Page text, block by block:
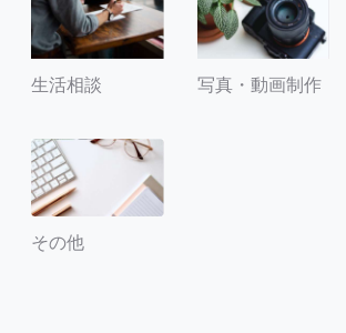
生活相談 写真・動画制作
その他